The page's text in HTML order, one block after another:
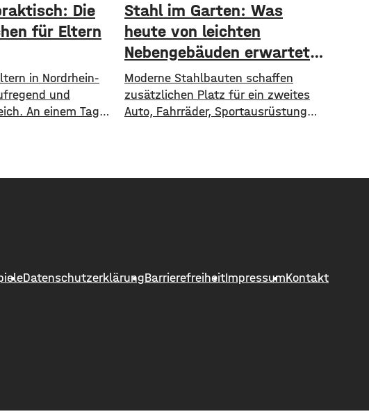
Die
für Eltern
in Nordrhein-
und
An einem Tag
Köln oder
Vorbereitung ist
unterwegs
Stahl im Garten: Was
heute von leichten
Nebengebäuden erwartet
wird
Moderne Stahlbauten schaffen
zusätzlichen Platz für ein zweites
Auto, Fahrräder, Sportausrüstung
Elemente geliefert, lassen sich an
selten mit Bepflanzung
DatenschutzerklärungBarrierefreiheitImpressumKontakt